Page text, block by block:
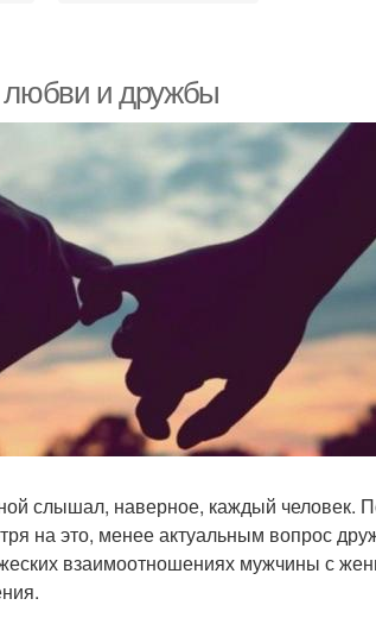
любви и дружбы
слышал, наверное, каждый человек.
на это, менее актуальным вопрос
взаимоотношениях мужчины с